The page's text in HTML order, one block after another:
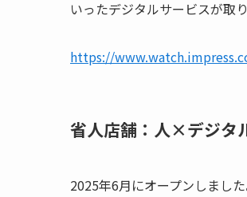
いったデジタルサービスが取
https://
省人店舗：人×デジタ
2025年6月にオープンしまし